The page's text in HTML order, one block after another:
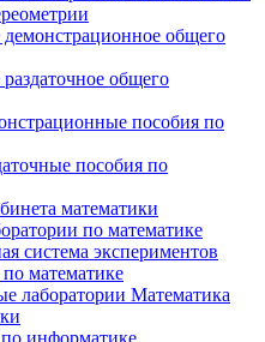
общего
общего
пособия по
пособия по
математики
по математике
система экспериментов
математике
лаборатории Математика
информатике